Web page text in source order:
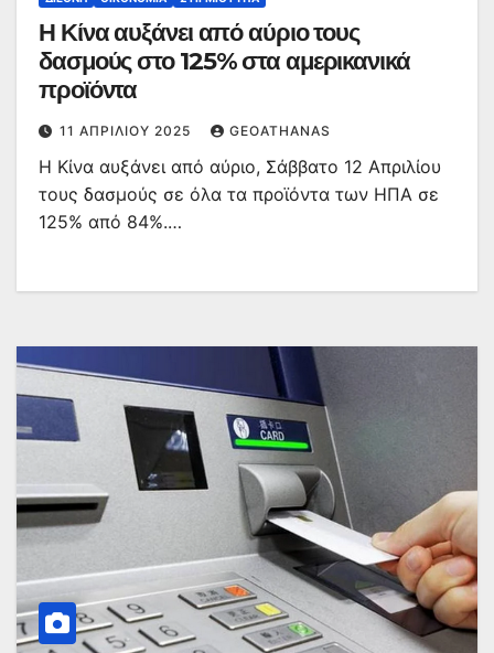
Η Κίνα αυξάνει από αύριο τους
δασμούς στο 125% στα αμερικανικά
προϊόντα
11 ΑΠΡΙΛΊΟΥ 2025 GEOATHANAS
Η Κίνα αυξάνει από αύριο, Σάββατο 12 Απριλίου
τους δασμούς σε όλα τα προϊόντα των ΗΠΑ σε
125% από 84%.…